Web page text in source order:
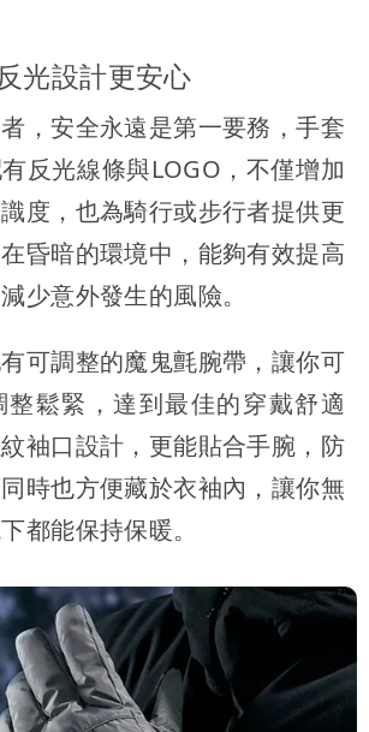
光設計更安心
，安全永遠是第一要務，手套
反光線條與LOGO，不僅增加
度，也為騎行或步行者提供更
昏暗的環境中，能夠有效提高
少意外發生的風險。
可調整的魔鬼氈腕帶，讓你可
整鬆緊，達到最佳的穿戴舒適
袖口設計，更能貼合手腕，防
時也方便藏於衣袖內，讓你無
都能保持保暖。